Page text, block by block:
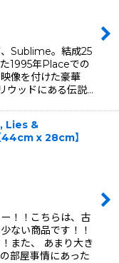
Sublime。結成25
1995年Placeでの
像を付けた豪華
ウッドにある伝説…
Lies &
x 28cm】
！！こちらは、古
ない商品です！！
また、 あまり大き
部屋事情にあった